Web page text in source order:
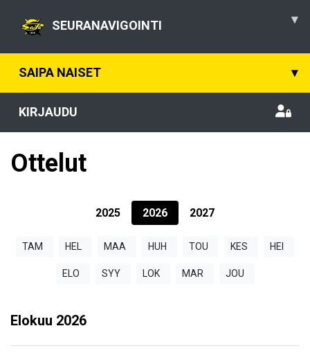
SEURANAVIGOINTI ▾
SAIPA NAISET ▾
KIRJAUDU
Ottelut
2025 2026 2027
TAM HEL MAA HUH TOU KES HEI
ELO SYY LOK MAR JOU
Elokuu 2026